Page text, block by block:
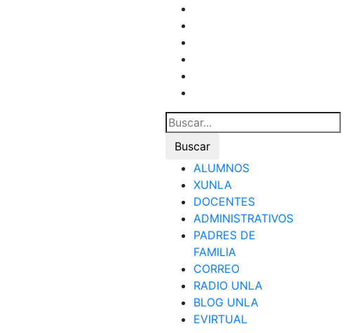
ALUMNOS
XUNLA
DOCENTES
ADMINISTRATIVOS
PADRES DE
FAMILIA
CORREO
RADIO UNLA
BLOG UNLA
EVIRTUAL